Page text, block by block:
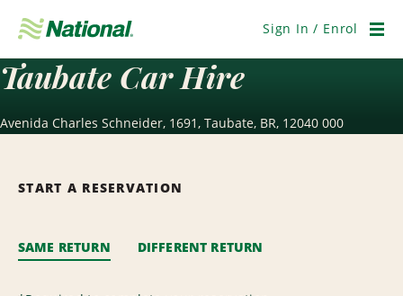
Navigation
Sign In / Enrol
Taubate Car Hire
Avenida Charles Schneider, 1691, Taubate, BR, 12040 000
START A RESERVATION
SAME RETURN DIFFERENT RETURN